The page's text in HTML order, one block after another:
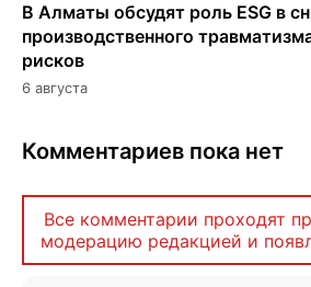
В Алматы обсудят роль ESG в
производственного
рисков
6 августа
Комментариев пока нет
Все комментарии проходят
модерацию редакцией и